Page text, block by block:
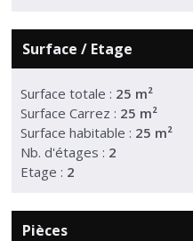
Surface / Etage
Surface totale : 25 m²
Surface Carrez : 25 m²
Surface habitable : 25 m²
Nb. d'étages : 2
Etage : 2
Pièces